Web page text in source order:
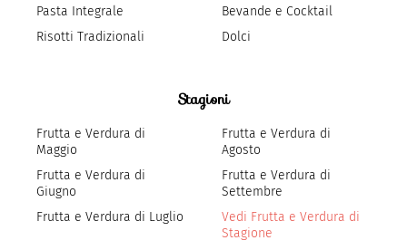
Pasta Integrale
Risotti Tradizionali
Bevande e Cocktail
Dolci
Stagioni
Frutta e Verdura di
Maggio
Frutta e Verdura di
Giugno
Frutta e Verdura di Luglio
Frutta e Verdura di
Agosto
Frutta e Verdura di
Settembre
Vedi Frutta e Verdura di
Stagione